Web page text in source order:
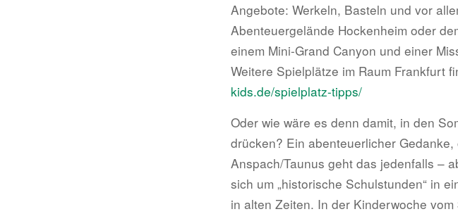
Angebote: Werkeln, Basteln und vor
Abenteuergelände Hockenheim oder
einem Mini-Grand Canyon und einer
Weitere Spielplätze im Raum Frankfurt
kids.de/spielplatz-tipps/
Oder wie wäre es denn damit, in den
drücken? Ein abenteuerlicher
Anspach/Taunus geht das jedenfalls –
sich um „historische Schulstunden“ in
in alten Zeiten. In der Kinderwoche